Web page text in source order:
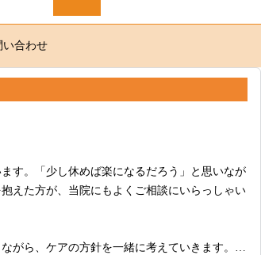
い合わせ
す。「少し休めば楽になるだろう」と思いなが
えた方が、当院にもよくご相談にいらっしゃい
がら、ケアの方針を一緒に考えていきます。デ